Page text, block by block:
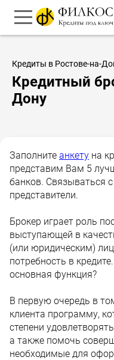
Кредиты в Ростове-на-
Кредитный
Дону
Заполните анкету на
представим Вам 5
банков. Связываться
представители.
Брокер играет роль
выступающей в
(или юридическим)
потребность в
основная функция?
В первую очередь в
клиента программу,
степени
а также помочь
необходимые для